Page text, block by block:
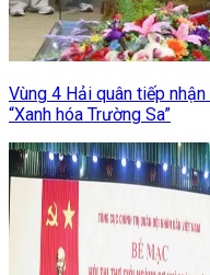
Vùng 4 Hải quân tiếp
“Xanh hóa Trường Sa”